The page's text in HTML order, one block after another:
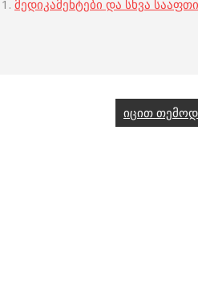
მედიკამენტები და სხვა
იცით